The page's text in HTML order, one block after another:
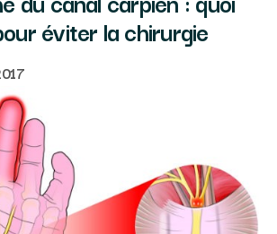
éviter la chirurgie